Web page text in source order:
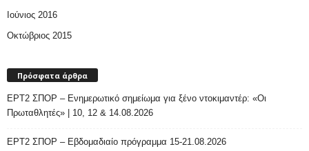
Ιούνιος 2016
Οκτώβριος 2015
Πρόσφατα άρθρα
ΕΡΤ2 ΣΠΟΡ – Ενημερωτικό σημείωμα για ξένο ντοκιμαντέρ: «Οι
Πρωταθλητές» | 10, 12 & 14.08.2026
ΕΡΤ2 ΣΠΟΡ – Εβδομαδιαίο πρόγραμμα 15-21.08.2026